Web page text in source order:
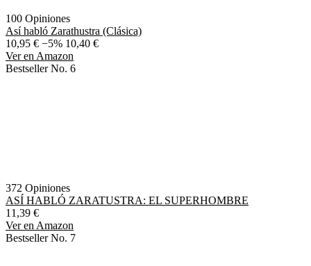
100 Opiniones
Así habló Zarathustra (Clásica)
10,95 € −5% 10,40 €
Ver en Amazon
Bestseller No. 6
372 Opiniones
ASÍ HABLÓ ZARATUSTRA: EL SUPERHOMBRE
11,39 €
Ver en Amazon
Bestseller No. 7